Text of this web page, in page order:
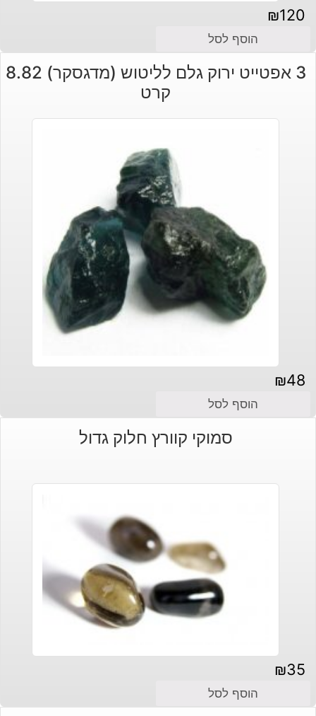
₪120
הוסף לסל
3 אפטייט ירוק גלם לליטוש (מדגסקר) 8.82
קרט
₪48
הוסף לסל
סמוקי קוורץ חלוק גדול
₪35
הוסף לסל